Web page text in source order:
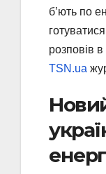
б’ють по
розповів
TSN.ua